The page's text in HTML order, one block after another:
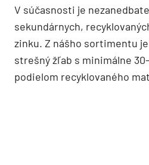
V súčasnosti je
sekundárnych,
zinku. Z nášho sortimentu
strešný žľab s minimálne
podielom recyklovaného